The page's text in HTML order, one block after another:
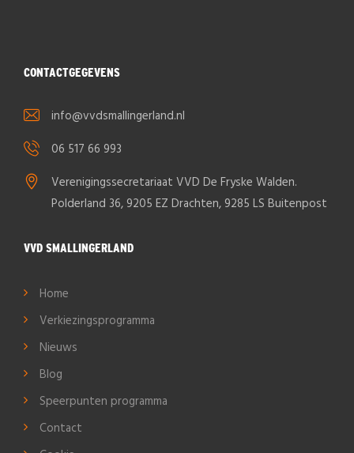
CONTACTGEGEVENS
info@vvdsmallingerland.nl
06 517 66 993
Verenigingssecretariaat VVD De Fryske Walden.
Polderland 36, 9205 EZ Drachten, 9285 LS Buitenpost
VVD SMALLINGERLAND
Home
Verkiezingsprogramma
Nieuws
Blog
Speerpunten programma
Contact